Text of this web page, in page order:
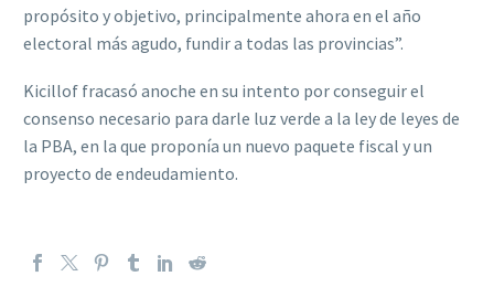
propósito y objetivo, principalmente ahora en el año
electoral más agudo, fundir a todas las provincias”.
Kicillof fracasó anoche en su intento por conseguir el
consenso necesario para darle luz verde a la ley de leyes de
la PBA, en la que proponía un nuevo paquete fiscal y un
proyecto de endeudamiento.